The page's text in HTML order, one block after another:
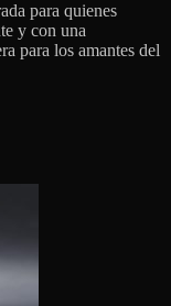
para quienes
y con una
para los amantes del